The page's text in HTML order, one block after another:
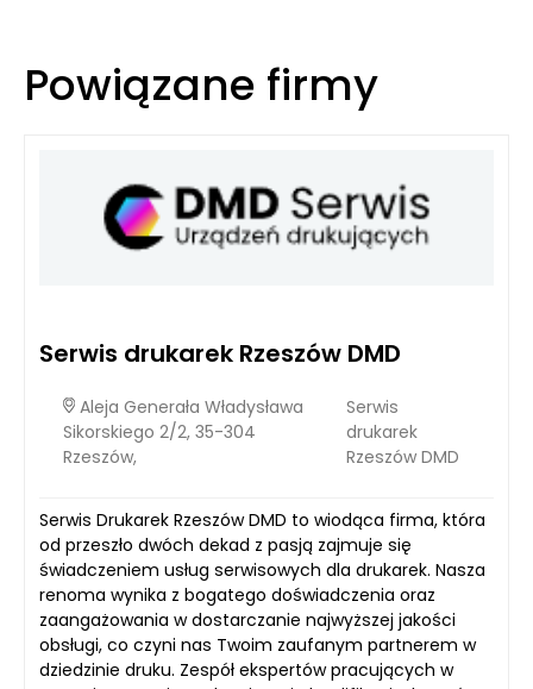
Powiązane firmy
Serwis drukarek Rzeszów DMD
Aleja Generała Władysława
Sikorskiego 2/2, 35-304
Rzeszów,
Serwis
drukarek
Rzeszów DMD
Serwis Drukarek Rzeszów DMD to wiodąca firma, która
od przeszło dwóch dekad z pasją zajmuje się
świadczeniem usług serwisowych dla drukarek. Nasza
renoma wynika z bogatego doświadczenia oraz
zaangażowania w dostarczanie najwyższej jakości
obsługi, co czyni nas Twoim zaufanym partnerem w
dziedzinie druku. Zespół ekspertów pracujących w